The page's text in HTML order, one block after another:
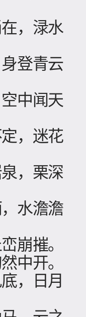
，渌水
登青云
中闻天
，迷花
，栗深
水澹澹
崩摧。
中开。
，日月